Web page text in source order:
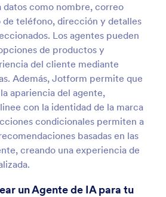
datos como nombre, correo
teléfono, dirección y detalles
Los agentes pueden
de productos y
del cliente mediante
Además, Jotform permite que
apariencia del agente,
con la identidad de la marca
condicionales permiten a
basadas en las
creando una experiencia de
un Agente de IA para tu